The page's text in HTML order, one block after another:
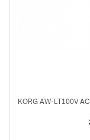
KORG AW-LT100V